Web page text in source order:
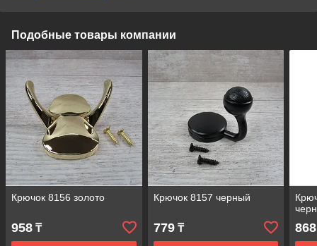
Подобные товары компании
Крючок 8156 золото
958 ₸
Крючок 8157 черный
779₸ 868